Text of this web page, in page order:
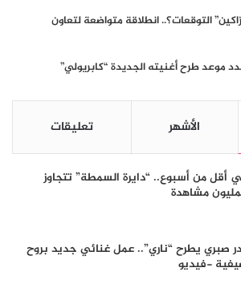
التوقعات؟.. انطلاقة متواضعة لتعاون
موعد طرح أغنيته الجديدة “كابريولي”
الأشهر تعليقات
أقل من أسبوع.. “دايرة السمطة” تتجاوز
مشاهدة
صبري يطرح “ناري”.. عمل غنائي جديد بروح
-فيديو